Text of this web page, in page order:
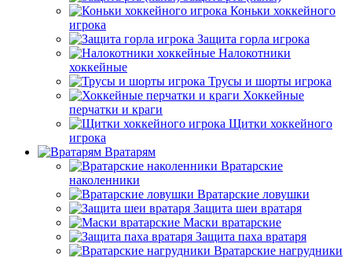
Коньки хоккейного
игрока
Защита горла игрока
Налокотники
хоккейные
Трусы и шорты игрока
Хоккейные
перчатки и краги
Щитки хоккейного
игрока
Вратарям
Вратарские
наколенники
Вратарские ловушки
Защита шеи вратаря
Маски вратарские
Защита паха вратаря
Вратарские нагрудники